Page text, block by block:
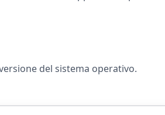
del sistema operativo.